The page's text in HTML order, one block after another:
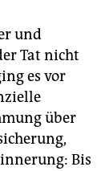
und
Tat nicht
es vor
über
Bis